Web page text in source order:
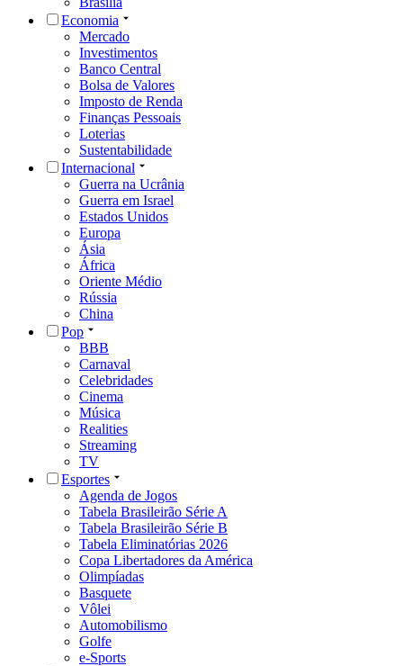
Economia
Mercado
Investimentos
Banco Central
Bolsa de Valores
Imposto de Renda
Finanças Pessoais
Loterias
Sustentabilidade
Internacional
Guerra na Ucrânia
Guerra em Israel
Estados Unidos
Europa
Ásia
África
Oriente Médio
Rússia
China
Pop
BBB
Carnaval
Celebridades
Cinema
Música
Realities
Streaming
TV
Esportes
Agenda de Jogos
Tabela Brasileirão Série A
Tabela Brasileirão Série B
Tabela Eliminatórias 2026
Copa Libertadores da América
Olimpíadas
Basquete
Vôlei
Automobilismo
Golfe
e-Sports